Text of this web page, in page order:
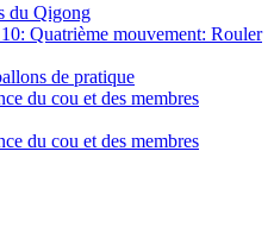
du Qigong
Quatrième mouvement: Rouler
de pratique
du cou et des membres
du cou et des membres